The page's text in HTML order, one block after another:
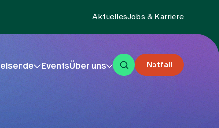
AktuellesJobs & Karriere
EventsÜber uns Notfall